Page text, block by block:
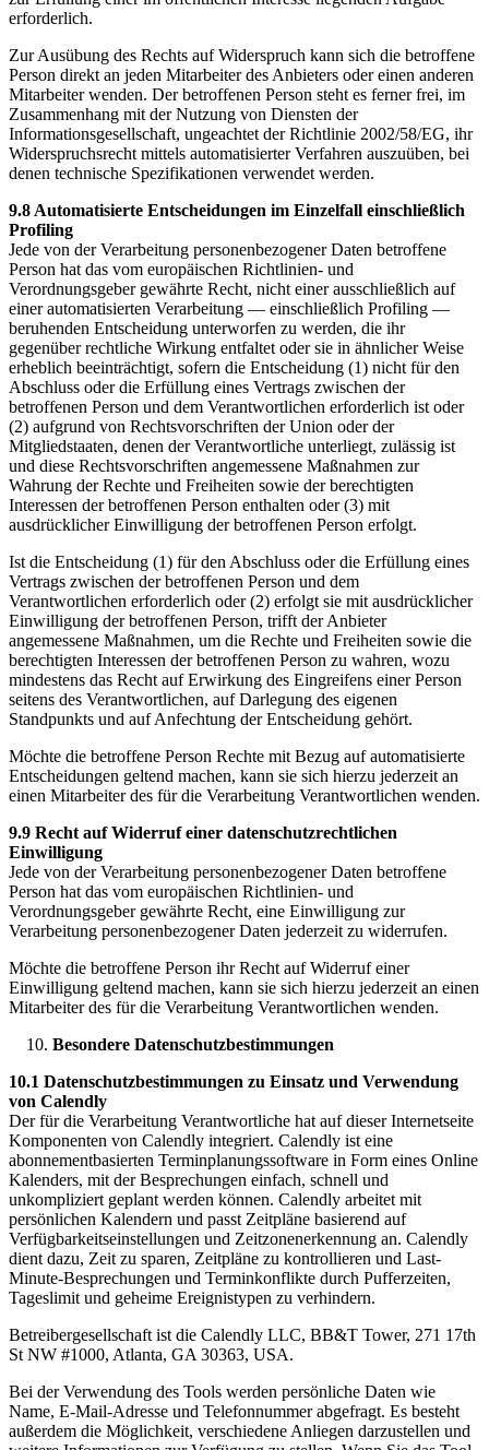
erforderlich.
Zur Ausübung des Rechts auf Widerspruch kann sich die betroffene
Person direkt an jeden Mitarbeiter des Anbieters oder einen anderen
Mitarbeiter wenden. Der betroffenen Person steht es ferner frei, im
Zusammenhang mit der Nutzung von Diensten der
Informationsgesellschaft, ungeachtet der Richtlinie 2002/58/EG, ihr
Widerspruchsrecht mittels automatisierter Verfahren auszuüben, bei
denen technische Spezifikationen verwendet werden.
9.8 Automatisierte Entscheidungen im Einzelfall einschließlich
Profiling
Jede von der Verarbeitung personenbezogener Daten betroffene
Person hat das vom europäischen Richtlinien- und
Verordnungsgeber gewährte Recht, nicht einer ausschließlich auf
einer automatisierten Verarbeitung — einschließlich Profiling —
beruhenden Entscheidung unterworfen zu werden, die ihr
gegenüber rechtliche Wirkung entfaltet oder sie in ähnlicher Weise
erheblich beeinträchtigt, sofern die Entscheidung (1) nicht für den
Abschluss oder die Erfüllung eines Vertrags zwischen der
betroffenen Person und dem Verantwortlichen erforderlich ist oder
(2) aufgrund von Rechtsvorschriften der Union oder der
Mitgliedstaaten, denen der Verantwortliche unterliegt, zulässig ist
und diese Rechtsvorschriften angemessene Maßnahmen zur
Wahrung der Rechte und Freiheiten sowie der berechtigten
Interessen der betroffenen Person enthalten oder (3) mit
ausdrücklicher Einwilligung der betroffenen Person erfolgt.
Ist die Entscheidung (1) für den Abschluss oder die Erfüllung eines
Vertrags zwischen der betroffenen Person und dem
Verantwortlichen erforderlich oder (2) erfolgt sie mit ausdrücklicher
Einwilligung der betroffenen Person, trifft der Anbieter
angemessene Maßnahmen, um die Rechte und Freiheiten sowie die
berechtigten Interessen der betroffenen Person zu wahren, wozu
mindestens das Recht auf Erwirkung des Eingreifens einer Person
seitens des Verantwortlichen, auf Darlegung des eigenen
Standpunkts und auf Anfechtung der Entscheidung gehört.
Möchte die betroffene Person Rechte mit Bezug auf automatisierte
Entscheidungen geltend machen, kann sie sich hierzu jederzeit an
einen Mitarbeiter des für die Verarbeitung Verantwortlichen wenden.
9.9 Recht auf Widerruf einer datenschutzrechtlichen
Einwilligung
Jede von der Verarbeitung personenbezogener Daten betroffene
Person hat das vom europäischen Richtlinien- und
Verordnungsgeber gewährte Recht, eine Einwilligung zur
Verarbeitung personenbezogener Daten jederzeit zu widerrufen.
Möchte die betroffene Person ihr Recht auf Widerruf einer
Einwilligung geltend machen, kann sie sich hierzu jederzeit an einen
Mitarbeiter des für die Verarbeitung Verantwortlichen wenden.
Besondere Datenschutzbestimmungen
10.1 Datenschutzbestimmungen zu Einsatz und Verwendung
von Calendly
Der für die Verarbeitung Verantwortliche hat auf dieser Internetseite
Komponenten von Calendly integriert. Calendly ist eine
abonnementbasierten Terminplanungssoftware in Form eines Online
Kalenders, mit der Besprechungen einfach, schnell und
unkompliziert geplant werden können. Calendly arbeitet mit
persönlichen Kalendern und passt Zeitpläne basierend auf
Verfügbarkeitseinstellungen und Zeitzonenerkennung an. Calendly
dient dazu, Zeit zu sparen, Zeitpläne zu kontrollieren und Last-
Minute-Besprechungen und Terminkonflikte durch Pufferzeiten,
Tageslimit und geheime Ereignistypen zu verhindern.
Betreibergesellschaft ist die Calendly LLC, BB&T Tower, 271 17th
St NW #1000, Atlanta, GA 30363, USA.
Bei der Verwendung des Tools werden persönliche Daten wie
Name, E-Mail-Adresse und Telefonnummer abgefragt. Es besteht
außerdem die Möglichkeit, verschiedene Anliegen darzustellen und